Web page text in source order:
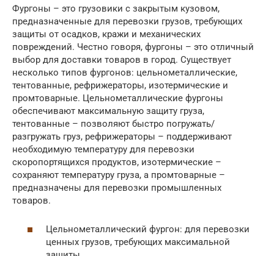
Фургоны – это грузовики с закрытым кузовом,
предназначенные для перевозки грузов, требующих
защиты от осадков, кражи и механических
повреждений. Честно говоря, фургоны – это отличный
выбор для доставки товаров в город. Существует
несколько типов фургонов: цельнометаллические,
тентованные, рефрижераторы, изотермические и
промтоварные. Цельнометаллические фургоны
обеспечивают максимальную защиту груза,
тентованные – позволяют быстро погружать/
разгружать груз, рефрижераторы – поддерживают
необходимую температуру для перевозки
скоропортящихся продуктов, изотермические –
сохраняют температуру груза, а промтоварные –
предназначены для перевозки промышленных
товаров.
Цельнометаллический фургон: для перевозки
ценных грузов, требующих максимальной